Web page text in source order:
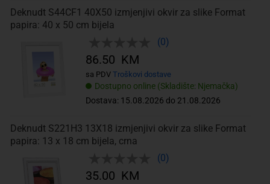
Deknudt S44CF1 40X50 izmjenjivi okvir za slike Format
papira: 40 x 50 cm bijela
(0)
Dostupno online (Skladište: Njemačka)
Dostava: 15.08.2026 do 21.08.2026
86.50 KM
sa PDV Troškovi dostave
Deknudt S221H3 13X18 izmjenjivi okvir za slike Format
papira: 13 x 18 cm bijela, crna
(0)
35.00 KM